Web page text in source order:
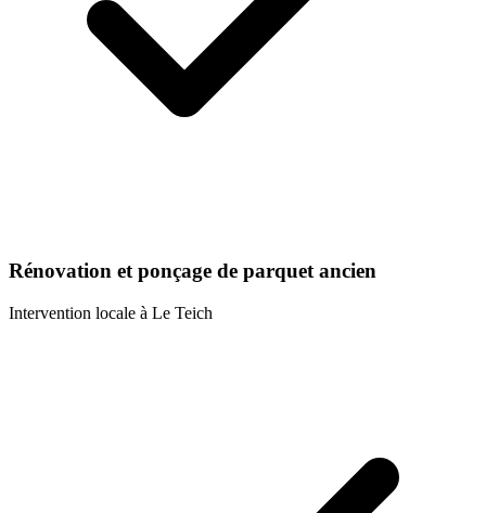
Rénovation et ponçage de parquet ancien
Intervention locale à Le Teich